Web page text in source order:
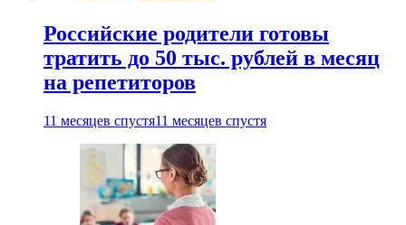
Российские родители готовы
тратить до 50 тыс. рублей в месяц
на репетиторов
11 месяцев спустя11 месяцев спустя